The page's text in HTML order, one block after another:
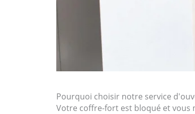
Pourquoi choisir notre service
Votre coffre-fort est bloqué et vous